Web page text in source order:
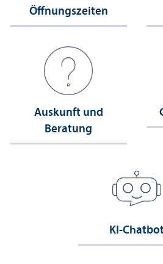
Öffnungs­zeiten
Auskunft und
Beratung
KI-